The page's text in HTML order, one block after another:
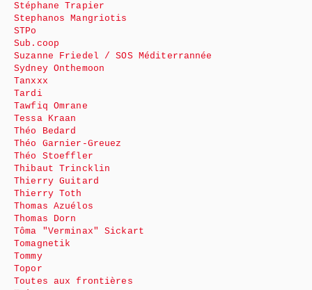
Stéphane Trapier
Stephanos Mangriotis
STPo
Sub.coop
Suzanne Friedel / SOS Méditerrannée
Sydney Onthemoon
Tanxxx
Tardi
Tawfiq Omrane
Tessa Kraan
Théo Bedard
Théo Garnier-Greuez
Théo Stoeffler
Thibaut Trincklin
Thierry Guitard
Thierry Toth
Thomas Azuélos
Thomas Dorn
Tôma "Verminax" Sickart
Tomagnetik
Tommy
Topor
Toutes aux frontières